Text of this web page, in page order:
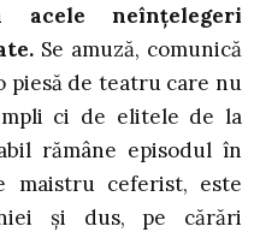
neînţelegeri
Se amuză, comunică
piesă de teatru care nu
ci de elitele de la
rămâne episodul în
maistru ceferist, este
şi dus, pe cărări